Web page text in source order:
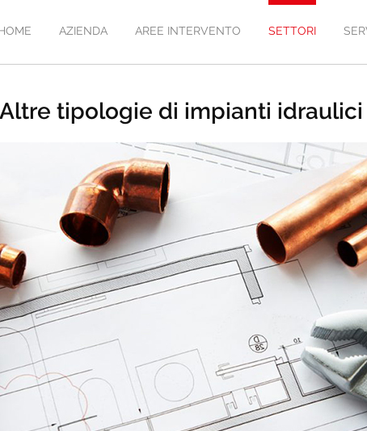
AZIENDA AREE INTERVENTO SETTORI
Altre tipologie di impianti idraulici